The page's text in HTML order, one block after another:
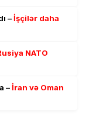
–İşçilər daha
NATO
–İran və Oman